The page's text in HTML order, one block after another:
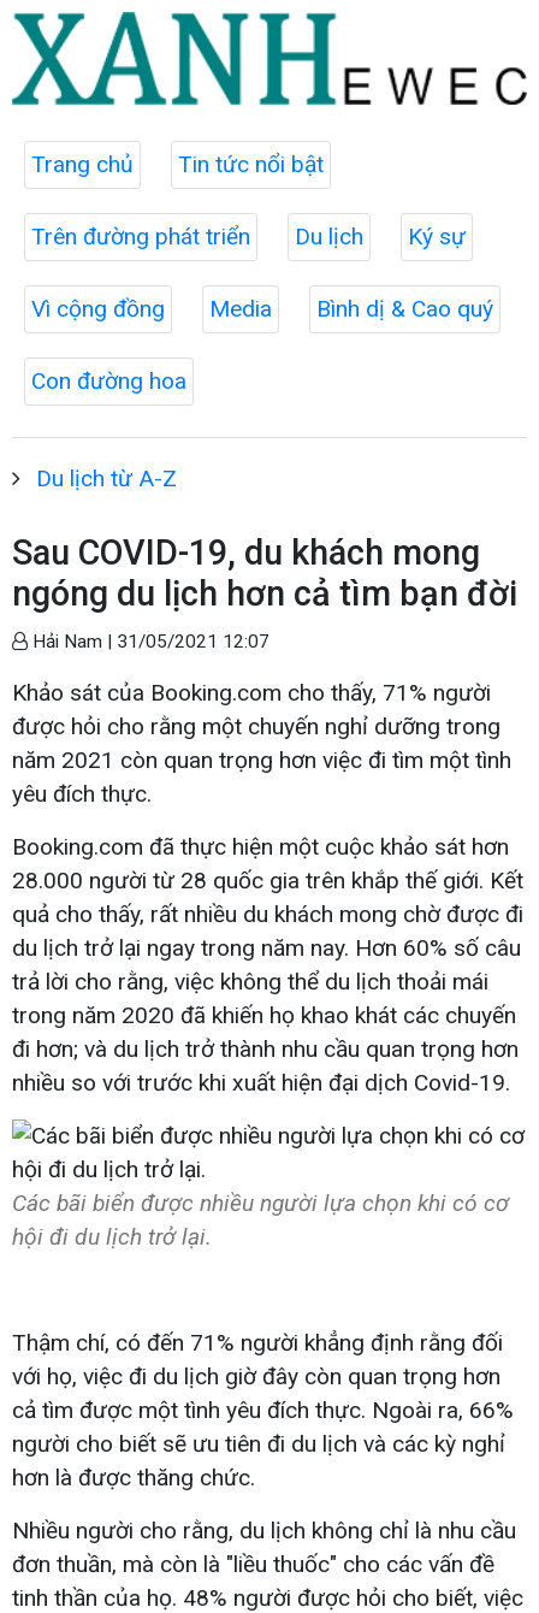
Trang chủ Tin tức nổi bật
Trên đường phát triển Du lịch Ký sự
Vì cộng đồng Media Bình dị & Cao quý
Con đường hoa
Du lịch từ A-Z
Sau COVID-19, du khách mong
ngóng du lịch hơn cả tìm bạn đời
Hải Nam | 31/05/2021 12:07
Khảo sát của Booking.com cho thấy, 71% người
được hỏi cho rằng một chuyến nghỉ dưỡng trong
năm 2021 còn quan trọng hơn việc đi tìm một tình
yêu đích thực.
Booking.com đã thực hiện một cuộc khảo sát hơn
28.000 người từ 28 quốc gia trên khắp thế giới. Kết
quả cho thấy, rất nhiều du khách mong chờ được đi
du lịch trở lại ngay trong năm nay. Hơn 60% số câu
trả lời cho rằng, việc không thể du lịch thoải mái
trong năm 2020 đã khiến họ khao khát các chuyến
đi hơn; và du lịch trở thành nhu cầu quan trọng hơn
nhiều so với trước khi xuất hiện đại dịch Covid-19.
Các bãi biển được nhiều người lựa chọn khi có cơ
hội đi du lịch trở lại.
Thậm chí, có đến 71% người khẳng định rằng đối
với họ, việc đi du lịch giờ đây còn quan trọng hơn
cả tìm được một tình yêu đích thực. Ngoài ra, 66%
người cho biết sẽ ưu tiên đi du lịch và các kỳ nghỉ
hơn là được thăng chức.
Nhiều người cho rằng, du lịch không chỉ là nhu cầu
đơn thuần, mà còn là "liều thuốc" cho các vấn đề
tinh thần của họ. 48% người được hỏi cho biết, việc